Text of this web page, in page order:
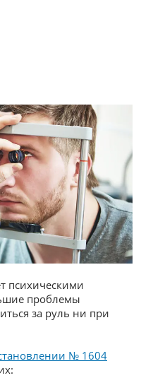
психическими
проблемы
за руль ни при
№ 1604